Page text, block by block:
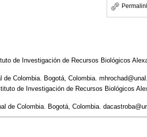
de Investigación de Recursos Biológicos
Colombia. Bogotá, Colombia.
de Investigación de Recursos Biológicos
de Colombia. Bogotá, Colombia.